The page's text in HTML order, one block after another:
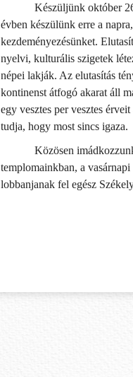
Készüljünk október
évben készülünk erre a
kezdeményezésünket.
nyelvi, kulturális szigetek
népei lakják. Az elutasítás
kontinenst átfogó akarat áll
egy vesztes per vesztes
tudja, hogy most sincs igaza.
Közösen
templomainkban, a
lobbanjanak fel egész